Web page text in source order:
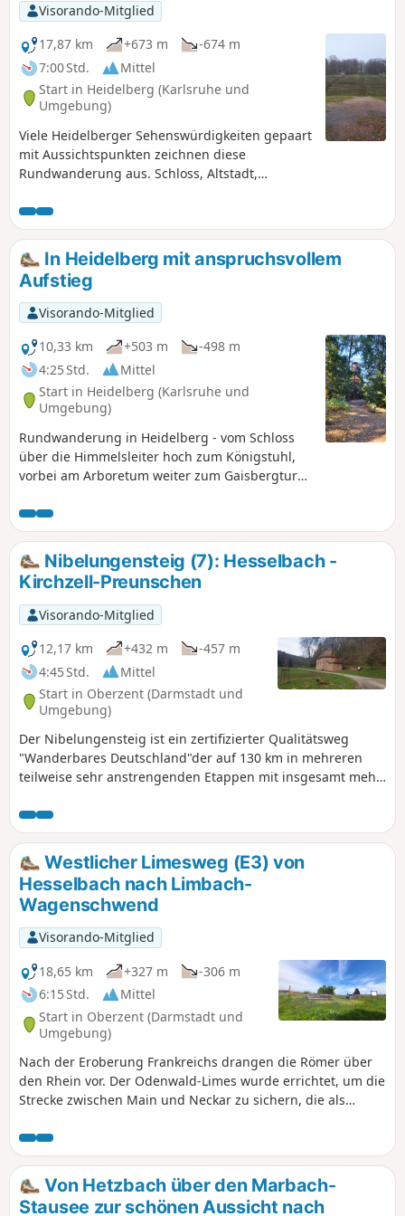
Visorando-Mitglied
17,87 km
+673 m
-674 m
7:00 Std.
Mittel
Start in Heidelberg (Karlsruhe und
Umgebung)
Viele Heidelberger Sehenswürdigkeiten gepaart
mit Aussichtspunkten zeichnen diese
Rundwanderung aus. Schloss, Altstadt,
Neckarufer sind die Highlights dieser
Wanderung.
In Heidelberg mit anspruchsvollem
Aufstieg
Visorando-Mitglied
10,33 km
+503 m
-498 m
4:25 Std.
Mittel
Start in Heidelberg (Karlsruhe und
Umgebung)
Rundwanderung in Heidelberg - vom Schloss
über die Himmelsleiter hoch zum Königstuhl,
vorbei am Arboretum weiter zum Gaisbergturm
Nibelungensteig (7): Hesselbach -
Kirchzell-Preunschen
Visorando-Mitglied
12,17 km
+432 m
-457 m
4:45 Std.
Mittel
Start in Oberzent (Darmstadt und
Umgebung)
Der Nibelungensteig ist ein zertifizierter Qualitätsweg
"Wanderbares Deutschland"der auf 130 km in mehreren
teilweise sehr anstrengenden Etappen mit insgesamt mehr
Odenwald und damit durch drei Bundesländer (Hessen,
Bayern, Baden-Württemberg) führt. Unsere Aufteilung
unterscheidet sich von den offiziellen Etappen. Wir haben
teilweise kürzere Touren gewählt, einige kurze zusätzliche
Meter gemacht und teilweise an anderen Orten
übernachtet. Beachte bei der Tourenplanung die
Unterkunfts-, Einkehr- und Verpflegungsmöglichkeiten, die
nicht immer vorhanden sind.
Westlicher Limesweg (E3) von
Hesselbach nach Limbach-
Wagenschwend
Visorando-Mitglied
18,65 km
+327 m
-306 m
6:15 Std.
Mittel
Start in Oberzent (Darmstadt und
Umgebung)
Nach der Eroberung Frankreichs drangen die Römer über
den Rhein vor. Der Odenwald-Limes wurde errichtet, um die
Strecke zwischen Main und Neckar zu sichern, die als
Chr. erbauten, Grenzwall sollte die römische Provinz
Germania Superior geschützt werden. Deine Wanderung
führt in der dritten Etappe entlang der ehemaligen
Grenzlinie von Hesselbach bis nach Limbach-
Von Hetzbach über den Marbach-
Stausee zur schönen Aussicht nach